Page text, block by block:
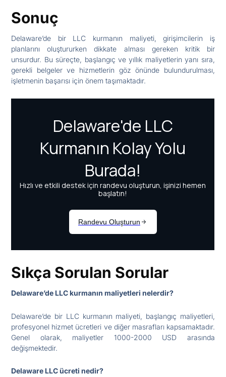
Sonuç
Delaware’de bir LLC kurmanın maliyeti, girişimcilerin iş
planlarını oluştururken dikkate alması gereken kritik bir
unsurdur. Bu süreçte, başlangıç ve yıllık maliyetlerin yanı sıra,
gerekli belgeler ve hizmetlerin göz önünde bulundurulması,
işletmenin başarısı için önem taşımaktadır.
Sıkça Sorulan Sorular
Delaware’de LLC kurmanın maliyetleri nelerdir?
Delaware’de bir LLC kurmanın maliyeti, başlangıç maliyetleri,
profesyonel hizmet ücretleri ve diğer masrafları kapsamaktadır.
Genel olarak, maliyetler 1000-2000 USD arasında
değişmektedir.
Delaware LLC ücreti nedir?